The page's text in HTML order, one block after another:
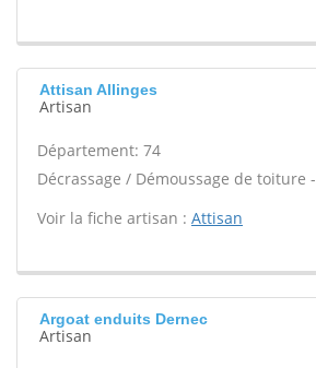
Attisan Allinges
Artisan
Département: 74
Décrassage / Démoussage de toiture -
Voir la fiche artisan : Attisan
Argoat enduits Dernec
Artisan